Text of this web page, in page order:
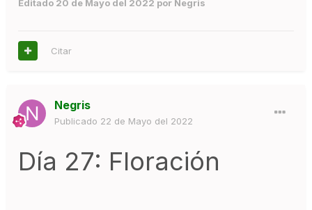
Editado 20 de Mayo del 2022 por Negris
Citar
Negris
Publicado 22 de Mayo del 2022
Día 27: Floración